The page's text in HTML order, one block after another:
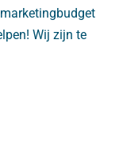
Wij zijn te